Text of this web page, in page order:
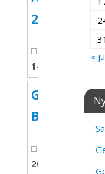
2015
14
Gevninge
By
20
31
«